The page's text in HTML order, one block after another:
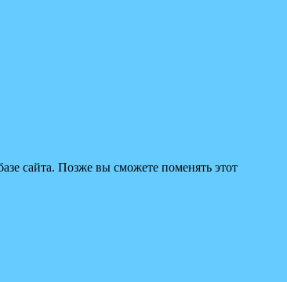
сайта. Позже вы сможете поменять этот